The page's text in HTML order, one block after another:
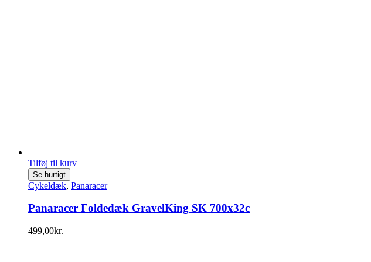
Tilføj til kurv
Se hurtigt
Cykeldæk, Panaracer
Panaracer Foldedæk GravelKing SK 700x32c
499,00kr.